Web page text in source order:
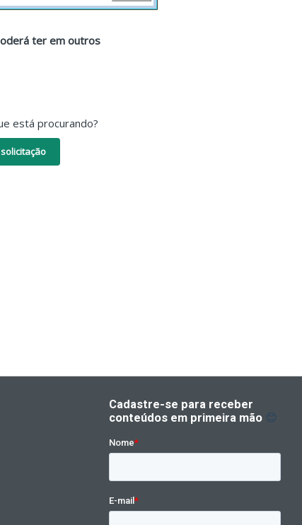
ter em outros
está procurando?